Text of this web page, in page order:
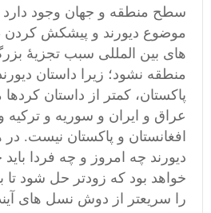
سطح منطقه و جهان وجود دارد
موضوع دیورند و پیشکش کردن
های بین المللی سبب تجزیۀ
منطقه نشود؛ زیرا داستان
پاکستان، کمتر از داستان
عراق و ایران و سوریه و ترکیه
افغانستان و پاکستان نیست.
دیورند چه امروز و چه فردا
خواهد بود که زودتر حل شود تا
را سریعتر از دوش نسل های